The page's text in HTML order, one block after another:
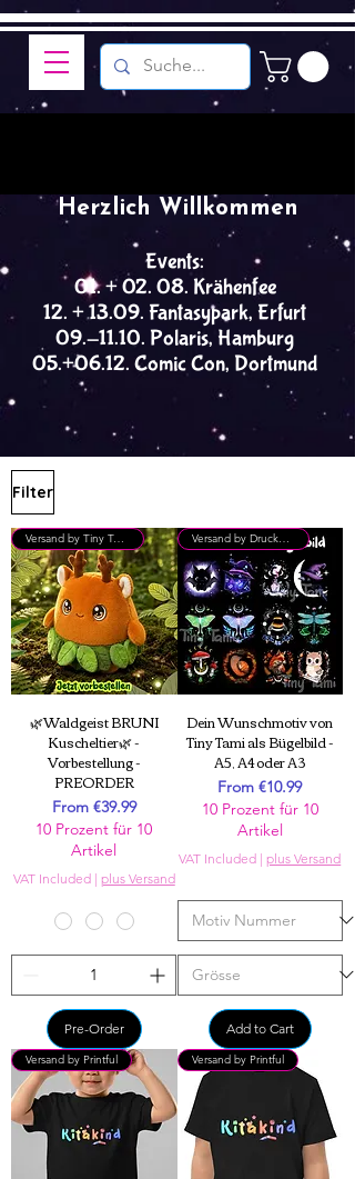
Events:
01. + 02. 08. Krähenfee
12. + 13.09. Fantasypark, Erfurt
09.-11.10. Polaris, Hamburg
05.+06.12. Comic Con, Dortmund
Herzlich Willkommen
Entdecke hier alle neuen Produkte
im Shop. Klicke auf den Filter, um
nach Kategorien zu sortieren.
Filter
Versand by Tiny Tami
🌿Waldgeist BRUNI
Kuscheltier🌿 -
Vorbestellung -
PREORDER
From €39.99
Sale Price
10 Prozent für 10
Artikel
VAT Included| plus Versand
Pre-Order
Versand by DruckGuru
Dein Wunschmotiv von
Tiny Tami als Bügelbild -
A5, A4 oder A3
From€10.99
Sale Price
10 Prozent für 10
Artikel
VAT Included |plus Versand
Add to Cart
Versand by Printful Versand by Printful